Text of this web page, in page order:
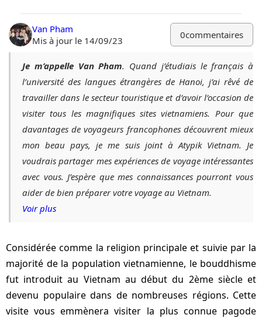
Van Pham
Mis à jour le 14/09/23
0commentaires
Je m’appelle Van Pham. Quand j’étudiais le français à
l’université des langues étrangères de Hanoi, j’ai rêvé de
travailler dans le secteur touristique et d’avoir l’occasion de
visiter tous les magnifiques sites vietnamiens. Pour que
davantages de voyageurs francophones découvrent mieux
mon beau pays, je me suis joint à Atypik Vietnam. Je
voudrais partager mes expériences de voyage intéressantes
avec vous. J’espère que mes connaissances pourront vous
aider de bien préparer votre voyage au Vietnam.
Voir plus
Considérée comme la religion principale et suivie par la
majorité de la population vietnamienne, le bouddhisme
fut introduit au Vietnam au début du 2ème siècle et
devenu populaire dans de nombreuses régions. Cette
visite vous emmènera visiter la plus connue pagode